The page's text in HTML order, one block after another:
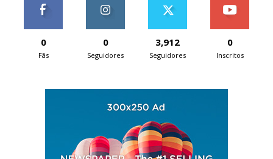
0
Fãs
0
Seguidores
3,912
Seguidores
0
Inscritos